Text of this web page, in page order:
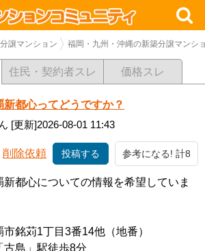
譲マンション 福岡・九州・沖縄の新築分譲マンシ
住民・契約者スレ 価格スレ
都心ってどうですか？
[更新]2026-08-01 11:43
削除依頼 投稿する 参考になる! 計8
都心についての情報を希望していま
銘苅1丁目3番14他（地番）
古島」駅徒歩8分